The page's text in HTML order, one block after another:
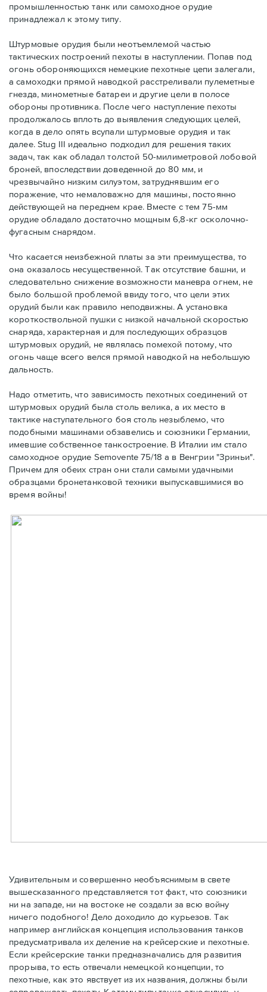
промышленностью танк или самоходное орудие
принадлежал к этому типу.
Штурмовые орудия были неотъемлемой частью
тактических построений пехоты в наступлении. Попав под
огонь обороняющихся немецкие пехотные цепи залегали,
а самоходки прямой наводкой расстреливали пулеметные
гнезда, минометные батареи и другие цели в полосе
обороны противника. После чего наступление пехоты
продолжалось вплоть до выявления следующих целей,
когда в дело опять всупали штурмовые орудия и так
далее. Stug III идеально подходил для решения таких
задач, так как обладал толстой 50-милиметровой лобовой
броней, впоследствии доведенной до 80 мм, и
чрезвычайно низким силуэтом, затруднявшим его
поражение, что немаловажно для машины, постоянно
действующей на переднем крае. Вместе с тем 75-мм
орудие обладало достаточно мощным 6,8-кг осколочно-
фугасным снарядом.
Что касается неизбежной платы за эти преимущества, то
она оказалось несущественной. Так отсутствие башни, и
следовательно снижение возможности маневра огнем, не
было большой проблемой ввиду того, что цели этих
орудий были как правило неподвижны. А установка
короткоствольной пушки с низкой начальной скоростью
снаряда, характерная и для последующих образцов
штурмовых орудий, не являлась помехой потому, что
огонь чаще всего велся прямой наводкой на небольшую
дальность.
Надо отметить, что зависимость пехотных соединений от
штурмовых орудий была столь велика, а их место в
тактике наступательного боя столь незыблемо, что
подобными машинами обзавелись и союзники Германии,
имевшие собственное танкостроение. В Италии им стало
самоходное орудие Semovente 75/18 а в Венгрии "Зриньи".
Причем для обеих стран они стали самыми удачными
образцами бронетанковой техники выпускавшимися во
время войны!
Удивительным и совершенно необъяснимым в свете
вышесказанного представляется тот факт, что союзники
ни на западе, ни на востоке не создали за всю войну
ничего подобного! Дело доходило до курьезов. Так
например английская концепция использования танков
предусматривала их деление на крейсерские и пехотные.
Если крейсерские танки предназначались для развития
прорыва, то есть отвечали немецкой концепции, то
пехотные, как это явствует из их названия, должны были